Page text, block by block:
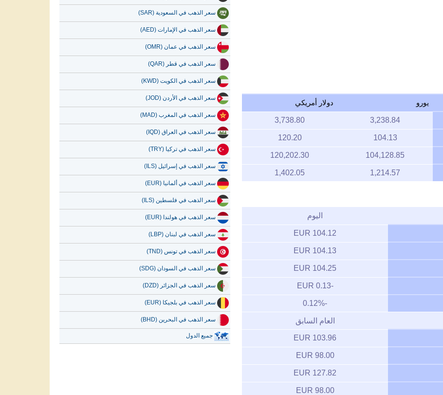
يورو دولار أمريكي
3,238.84
3,738.80
104.13
120.20
104,128.85
120,202.30
1,214.57
1,402.05
اليوم
104.12 EUR
104.13 EUR
104.25 EUR
-0.13 EUR
-0.12%
العام السابق
103.96 EUR
98.00 EUR
127.82 EUR
98.00 EUR
سعر الذهب في السعودية (SAR)
سعر الذهب في الإمارات (AED)
سعر الذهب في عمان (OMR)
سعر الذهب في قطر (QAR)
سعر الذهب في الكويت (KWD)
سعر الذهب في الأردن (JOD)
سعر الذهب في المغرب (MAD)
سعر الذهب في العراق (IQD)
سعر الذهب في تركيا (TRY)
سعر الذهب في إسرائيل (ILS)
سعر الذهب في ألمانيا (EUR)
سعر الذهب في فلسطين (ILS)
سعر الذهب في هولندا (EUR)
سعر الذهب في لبنان (LBP)
سعر الذهب في تونس (TND)
سعر الذهب في السودان (SDG)
سعر الذهب في الجزائر (DZD)
سعر الذهب في بلجيكا (EUR)
سعر الذهب في البحرين (BHD)
جميع الدول